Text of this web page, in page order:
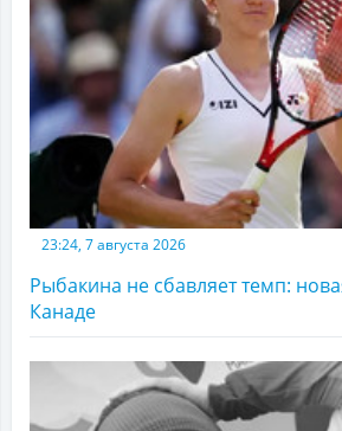
23:24, 7 августа 2026
Рыбакина не сбавляет темп:
Канаде